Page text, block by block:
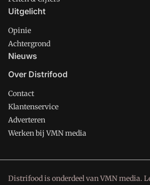
Uitgelicht
Opinie
Achtergrond
Nieuws
Over Distrifood
Contact
Klantenservice
Adverteren
Werken bij VMN media
Distrifood is onderdeel van VMN media.